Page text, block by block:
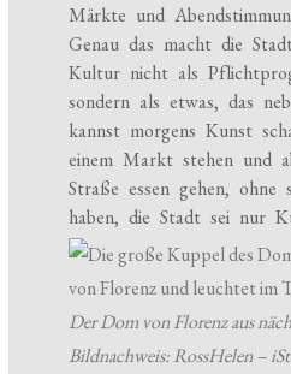
Märkte und
Genau das macht die
Kultur nicht als
sondern als etwas, das
kannst morgens Kunst
einem Markt stehen und
Straße essen gehen,
haben, die Stadt sei nur
Der Dom von Florenz aus
Bildnachweis: RossHelen –